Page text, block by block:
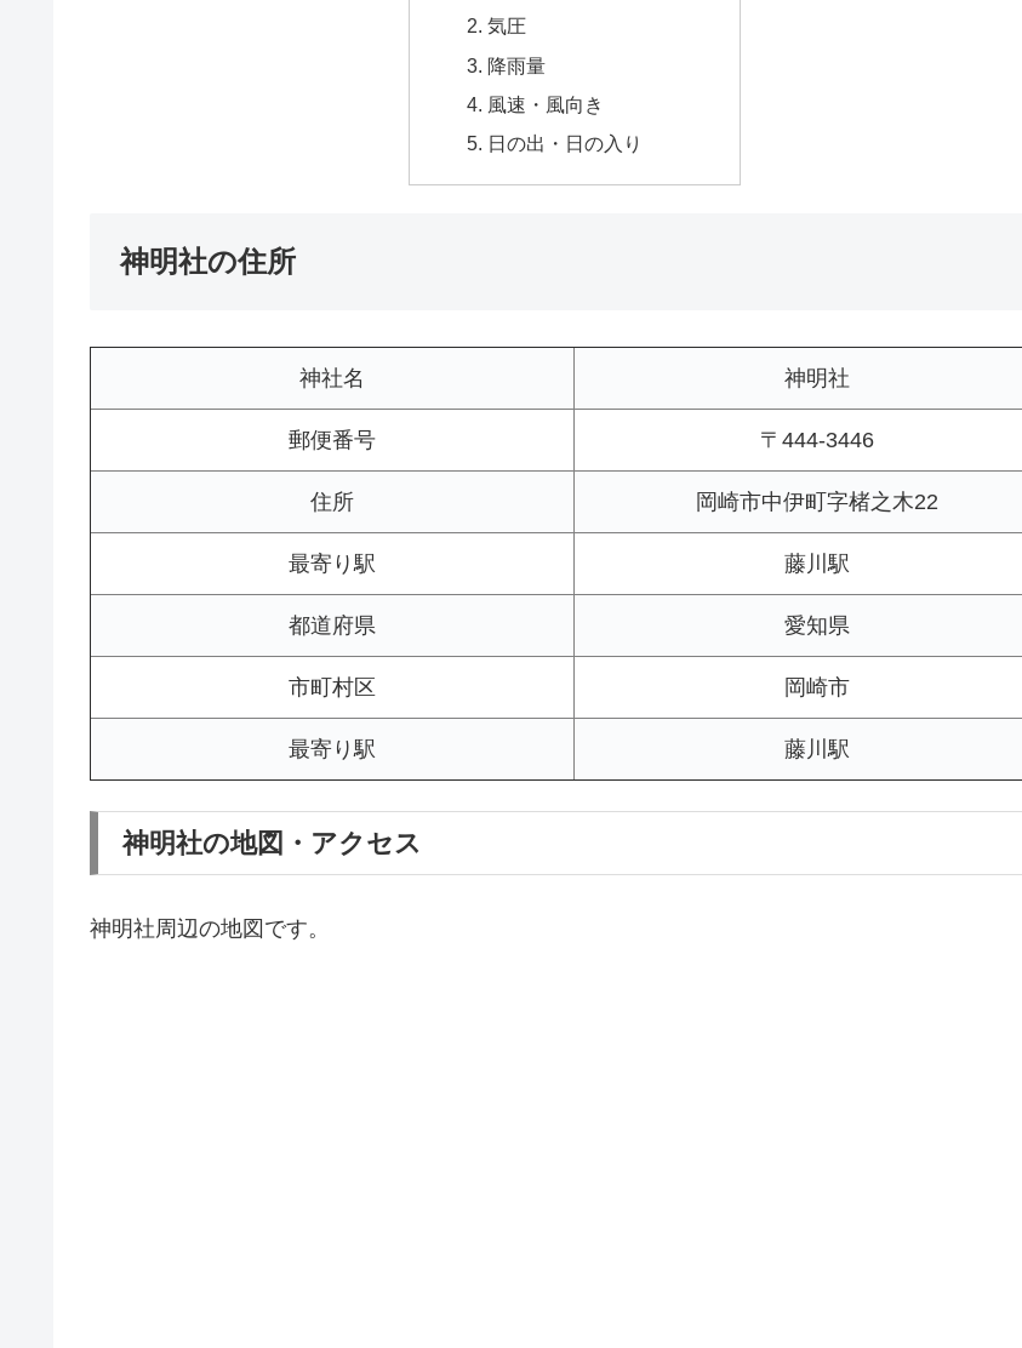
気圧
降雨量
風速・風向き
日の出・日の入り
神明社の住所
神社名 神明社
郵便番号 〒444-3446
住所 岡崎市中伊町字楮之木22
最寄り駅 藤川駅
都道府県 愛知県
市町村区 岡崎市
最寄り駅 藤川駅
神明社の地図・アクセス
神明社周辺の地図です。